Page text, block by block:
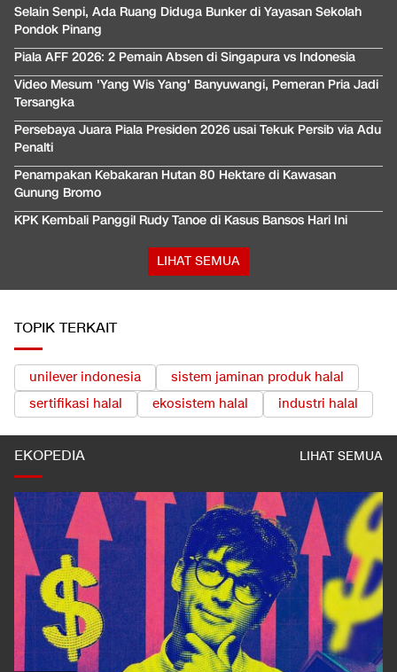
Selain Senpi, Ada Ruang Diduga Bunker di Yayasan Sekolah
Pondok Pinang
Piala AFF 2026: 2 Pemain Absen di Singapura vs Indonesia
Video Mesum 'Yang Wis Yang' Banyuwangi, Pemeran Pria Jadi
Tersangka
Persebaya Juara Piala Presiden 2026 usai Tekuk Persib via Adu
Penalti
Penampakan Kebakaran Hutan 80 Hektare di Kawasan
Gunung Bromo
KPK Kembali Panggil Rudy Tanoe di Kasus Bansos Hari Ini
LIHAT SEMUA
TOPIK TERKAIT
unilever indonesia
sistem jaminan produk halal
sertifikasi halal
ekosistem halal industri halal
EKOPEDIA LIHAT SEMUA